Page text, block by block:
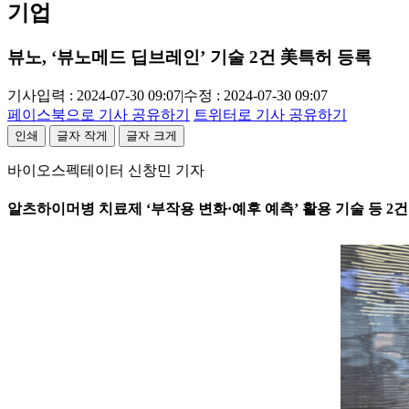
기업
뷰노, ‘뷰노메드 딥브레인’ 기술 2건 美특허 등록
기사입력 : 2024-07-30 09:07|수정 : 2024-07-30 09:07
페이스북으로 기사 공유하기
트위터로 기사 공유하기
인쇄 글자 작게 글자 크게
바이오스펙테이터 신창민 기자
알츠하이머병 치료제 ‘부작용 변화·예후 예측’ 활용 기술 등 2